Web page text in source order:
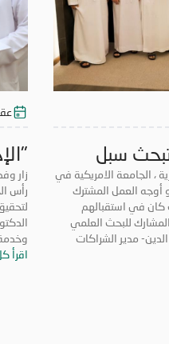
تبحث سبل
الامريكية»
، الجامعة الامريكية في
أوجه العمل المشترك
كان في استقبالهم
للبحث العلمي
وخدمة المجتمع و الأستاذ عماد الدين- مدير الشراكات
في
زار
رأس
اقرأ